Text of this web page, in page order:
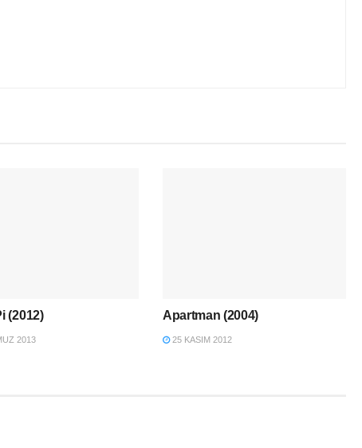
(2012)
2013
Apartman (2004)
25 KASIM 2012